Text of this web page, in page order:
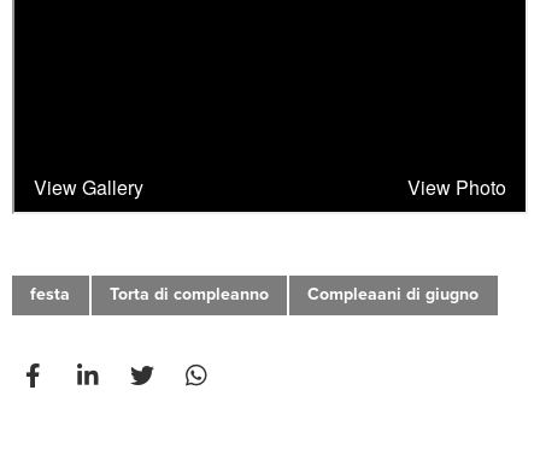
festa Torta di compleanno Compleaani di giugno